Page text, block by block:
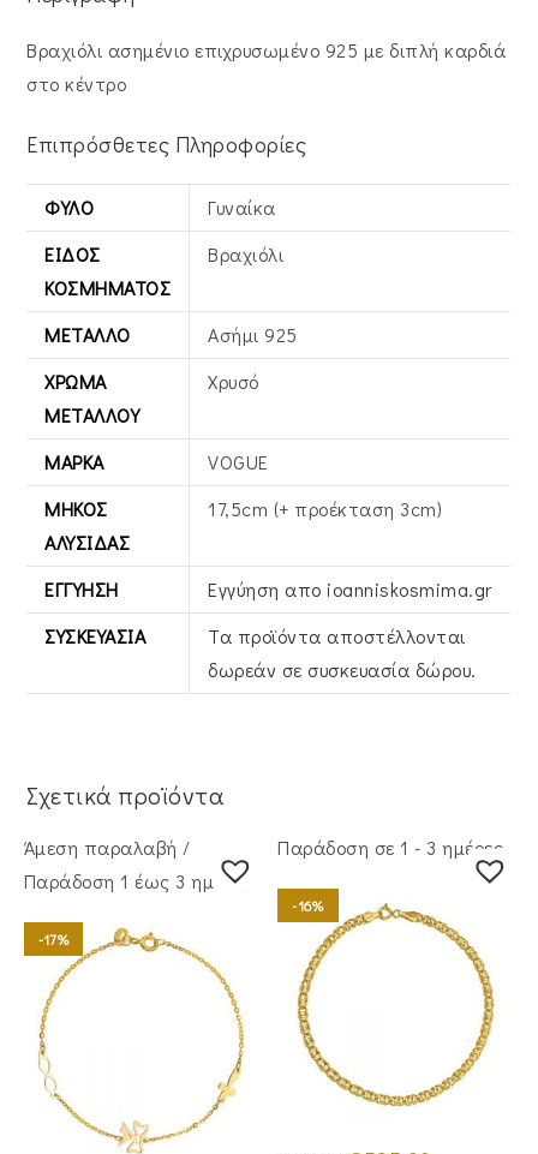
Βραχιόλι ασημένιο επιχρυσωμένο 925 με διπλή καρδιά
στο κέντρο
Επιπρόσθετες Πληροφορίες
ΦΎΛΟ
Γυναίκα
ΕΊΔΟΣ
ΚΟΣΜΉΜΑΤΟΣ
Βραχιόλι
ΜΈΤΑΛΛΟ
Ασήμι 925
ΧΡΏΜΑ
ΜΕΤΆΛΛΟΥ
Χρυσό
ΜΆΡΚΑ
VOGUE
ΜΉΚΟΣ
ΑΛΥΣΊΔΑΣ
17,5cm (+ προέκταση 3cm)
ΕΓΓΎΗΣΗ
Εγγύηση απο ioanniskosmima.gr
ΣΥΣΚΕΥΑΣΊΑ
Τα προϊόντα αποστέλλονται
δωρεάν σε συσκευασία δώρου.
Σχετικά προϊόντα
Άμεση παραλαβή /
Παράδoση 1 έως 3 ημέρες
-17%
Παράδοση σε 1 - 3 ημέρες
-16%